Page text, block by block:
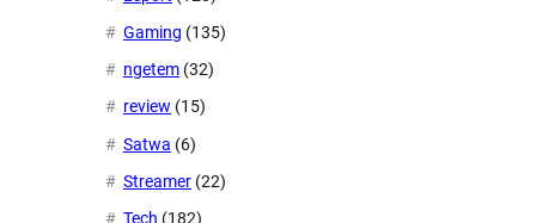
Gaming (135)
ngetem (32)
review (15)
Satwa (6)
Streamer (22)
Tech (182)